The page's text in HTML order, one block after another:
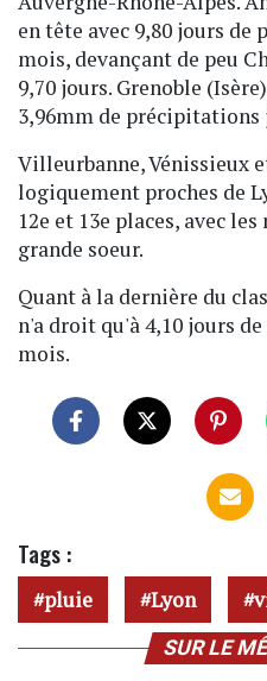
en tête avec 9,80 jours de
mois, devançant de peu
9,70 jours. Grenoble
3,96mm de précipitations
Villeurbanne, Vénissieux
logiquement proches de
12e et 13e places, avec
grande soeur.
Quant à la dernière du
n'a droit qu'à 4,10 jours
mois.
Tags :
pluie Lyon
SUR LE